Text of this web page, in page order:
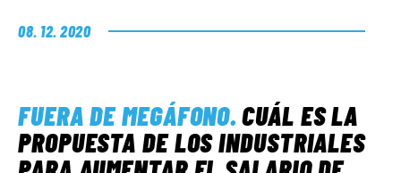
08. 12. 2020
FUERA DE MEGÁFONO. CUÁL ES LA
PROPUESTA DE LOS INDUSTRIALES